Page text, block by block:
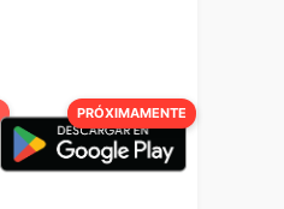
PRÓXIMAMENTE